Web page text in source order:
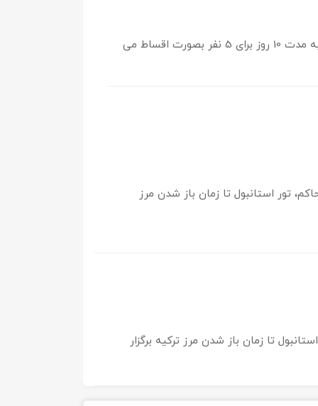
سلام قیمت تور استانبول مرداد 99 از 16 یا 19 مرداد به مدت 10 روز برای 5 نفر بصورت اقساط می
تور استانبول تا زمان باز شدن مرز
تا زمان باز شدن مرز ترکیه برگزار